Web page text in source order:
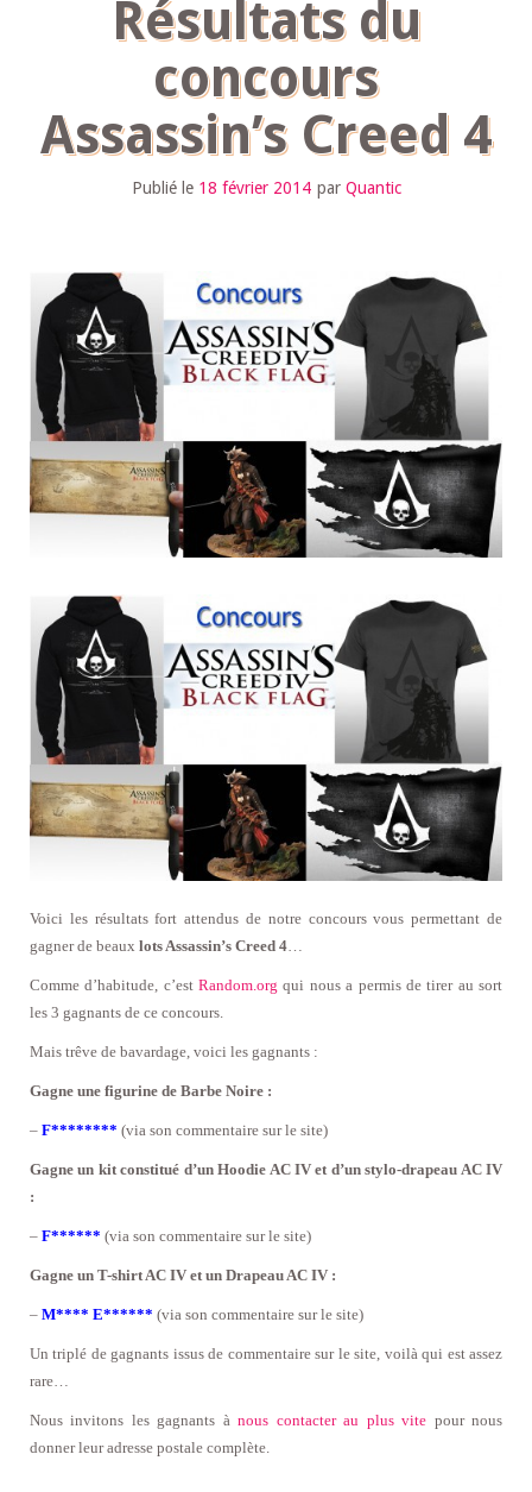
Résultats du
concours
Assassin’s Creed 4
Publié le 18 février 2014 par Quantic
Voici les résultats fort attendus de notre concours vous permettant de
gagner de beaux lots Assassin’s Creed 4
Comme d’habitude, c’estRandom.org qui nous a permis de tirer au sort
les 3 gagnants de ce concours.
Mais trêve de bavardage, voici les gagnants :
Gagne une figurine de Barbe Noire :
– F******** (via son commentaire sur le site)
Gagne un kit constitué d’un Hoodie AC IV et d’un stylo-drapeau AC IV
:
– F****** (via son commentaire sur le site)
Gagne un T-shirt AC IV et un Drapeau AC IV :
– M**** E****** (via son commentaire sur le site)
Un triplé de gagnants issus de commentaire sur le site, voilà qui est assez
rare…
Nous invitons les gagnants ànous contacter au plus vite pour nous
donner leur adresse postale complète.